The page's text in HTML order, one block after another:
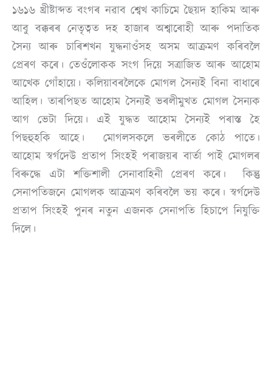
১৬১৬ খ্ৰীষ্টাব্দত বংগৰ নৱাব শ্বেখ কাচিমে ছৈয়দ হাকিম আৰু
আবু বক্কৰৰ নেতৃত্বত দহ হাজাৰ অশ্বাৰোহী আৰু পদাতিক
সৈন্য আৰু চাৰিশখন যুদ্ধনাওঁসহ অসম আক্ৰমণ কৰিবলৈ
প্ৰেৰণ কৰে। তেওঁলোকক সংগ দিয়ে সত্ৰাজিত আৰু আহোম
আখেক গোঁহায়ে। কলিয়াবৰলৈকে মোগল সৈন্যই বিনা বাধাৰে
আহিল। তাৰপিছত আহোম সৈন্যই ভৰলীমুখত মোগল সৈন্যক
আগ ভেটা দিয়ে। এই যুদ্ধত আহোম সৈন্যই পৰাস্ত হৈ
পিছহুহকি আহে। মোগলসকলে ভৰলীতে কোঠ পাতে।
আহোম স্বৰ্গদেউ প্ৰতাপ সিংহই পৰাজয়ৰ বাৰ্তা পাই মোগলৰ
বিৰুদ্ধে এটা শক্তিশালী সেনাবাহিনী প্ৰেৰণ কৰে। কিন্তু
সেনাপতিজনে মোগলক আক্ৰমণ কৰিবলৈ ভয় কৰে। স্বৰ্গদেউ
প্ৰতাপ সিংহই পুনৰ নতুন এজনক সেনাপতি হিচাপে নিযুক্তি
দিলে।